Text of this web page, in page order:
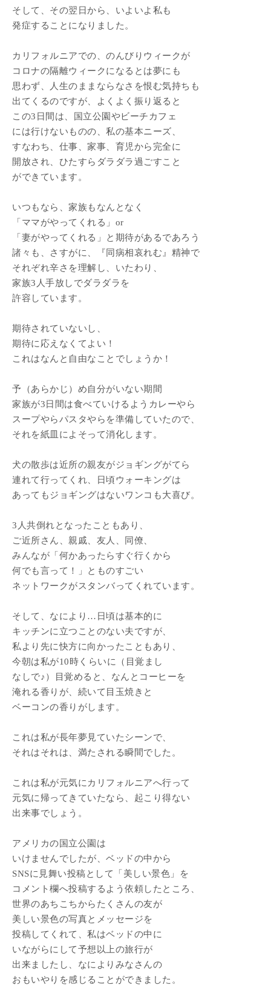
そして、その翌日から、いよいよ私も
発症することになりました。
カリフォルニアでの、のんびりウィークが
コロナの隔離ウィークになるとは夢にも
思わず、人生のままならなさを恨む気持ちも
出てくるのですが、よくよく振り返ると
この3日間は、国立公園やビーチカフェ
には行けないものの、私の基本ニーズ、
すなわち、仕事、家事、育児から完全に
開放され、ひたすらダラダラ過ごすこと
ができています。
いつもなら、家族もなんとなく
「ママがやってくれる」or
「妻がやってくれる」と期待があるであろう
諸々も、さすがに、『同病相哀れむ』精神で
それぞれ辛さを理解し、いたわり、
家族3人手放しでダラダラを
許容しています。
期待されていないし、
期待に応えなくてよい！
これはなんと自由なことでしょうか！
予（あらかじ）め自分がいない期間
家族が3日間は食べていけるようカレーやら
スープやらパスタやらを準備していたので、
それを紙皿によそって消化します。
犬の散歩は近所の親友がジョギングがてら
連れて行ってくれ、日頃ウォーキングは
あってもジョギングはないワンコも大喜び。
3人共倒れとなったこともあり、
ご近所さん、親戚、友人、同僚、
みんなが「何かあったらすぐ行くから
何でも言って！」とものすごい
ネットワークがスタンバってくれています。
そして、なにより…日頃は基本的に
キッチンに立つことのない夫ですが、
私より先に快方に向かったこともあり、
今朝は私が10時くらいに（目覚まし
なしで♪）目覚めると、なんとコーヒーを
淹れる香りが、続いて目玉焼きと
ベーコンの香りがします。
これは私が長年夢見ていたシーンで、
それはそれは、満たされる瞬間でした。
これは私が元気にカリフォルニアへ行って
元気に帰ってきていたなら、起こり得ない
出来事でしょう。
アメリカの国立公園は
いけませんでしたが、ベッドの中から
SNSに見舞い投稿として「美しい景色」を
コメント欄へ投稿するよう依頼したところ、
世界のあちこちからたくさんの友が
美しい景色の写真とメッセージを
投稿してくれて、私はベッドの中に
いながらにして予想以上の旅行が
出来ましたし、なによりみなさんの
おもいやりを感じることができました。